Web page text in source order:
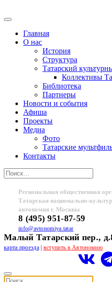
Главная
О нас
История
Структура
Татарский
Коллективы
Библиотека
Партнеры
Новости и события
Афиша
Проекты
Медиа
Фото
Татарские
Контакты
Региональная общественная
Татарская национально-
автономия г. Москвы
8 (495) 951-87-59
info@avtonomiya.tatar
Малый Татарский пер.,
карта проезда| вступить в Автономию